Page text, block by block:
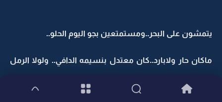
يتمشون على البحر..ومستمتعين بجو اليوم الحلو..
ماكان حار ولابارد..كان معتدل بنسيمه الدافي.. ولولا الرمل
اللي عكر وذبح عيونهم..كان طلع ولا احلى..